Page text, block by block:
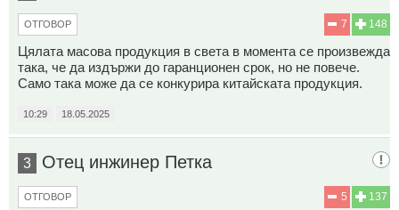
148
7
ОТГОВОР
Цялата масова продукция в света в момента се произвежда
така, че да издържи до гаранционен срок, но не повече.
Само така може да се конкурира китайската продукция.
10:29 18.05.2025
3 Отец инжинер Петка
137
5
ОТГОВОР